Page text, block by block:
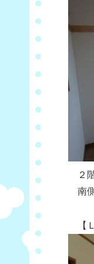
２階
南側
【Ｌ